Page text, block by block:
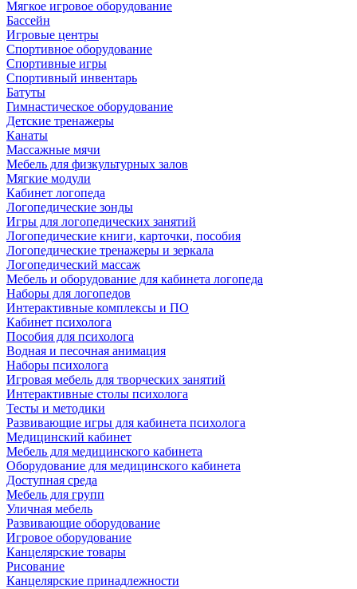
Мягкое игровое оборудование
Бассейн
Игровые центры
Спортивное оборудование
Спортивные игры
Спортивный инвентарь
Батуты
Гимнастическое оборудование
Детские тренажеры
Канаты
Массажные мячи
Мебель для физкультурных залов
Мягкие модули
Кабинет логопеда
Логопедические зонды
Игры для логопедических занятий
Логопедические книги, карточки, пособия
Логопедические тренажеры и зеркала
Логопедический массаж
Мебель и оборудование для кабинета логопеда
Наборы для логопедов
Интерактивные комплексы и ПО
Кабинет психолога
Пособия для психолога
Водная и песочная анимация
Наборы психолога
Игровая мебель для творческих занятий
Интерактивные столы психолога
Тесты и методики
Развивающие игры для кабинета психолога
Медицинский кабинет
Мебель для медицинского кабинета
Оборудование для медицинского кабинета
Доступная среда
Мебель для групп
Уличная мебель
Развивающие оборудование
Игровое оборудование
Канцелярские товары
Рисование
Канцелярские принадлежности